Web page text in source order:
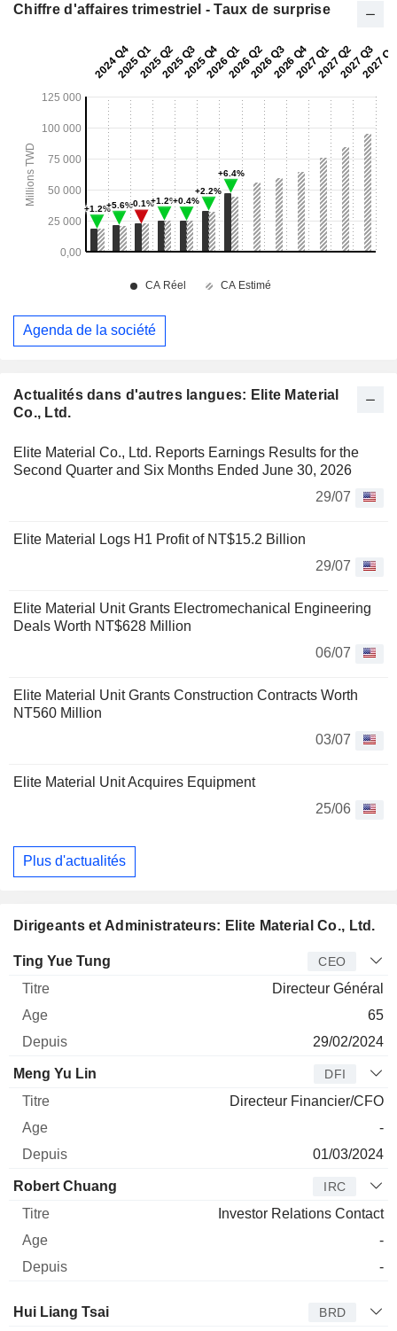
Actualités dans d'autres langues: Elite Material
Co., Ltd.
Elite Material Co., Ltd. Reports Earnings Results for the
Second Quarter and Six Months Ended June 30, 2026
29/07
Elite Material Logs H1 Profit of NT$15.2 Billion
29/07
Elite Material Unit Grants Electromechanical Engineering
Deals Worth NT$628 Million
06/07
Elite Material Unit Grants Construction Contracts Worth
NT560 Million
03/07
Elite Material Unit Acquires Equipment
25/06
Plus d'actualités
Dirigeants et Administrateurs: Elite Material Co., Ltd.
Dirigeant Titre
Ting Yue Tung CEO
Directeur Général
65
29/02/2024
Meng Yu Lin DFI
Directeur Financier/CFO
-
01/03/2024
Robert Chuang IRC
Investor Relations Contact
-
-
Administrateur
Hui Liang Tsai BRD
Chiffre d'affaires trimestriel - Taux de surprise
Agenda de la société